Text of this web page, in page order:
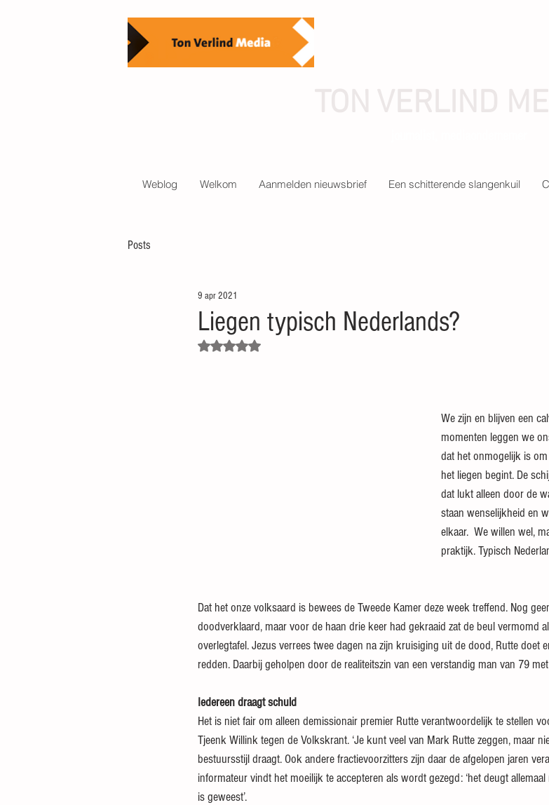
Weblog Welkom Aanmelden nieuwsbrief Een schitterende slangenkuil
Posts
Liegen typisch Nederlands?
9 apr 2021
Beoordeeld met NaN uit 5 sterren.
We zijn en blijven een
momenten leggen we
dat het onmogelijk is
het liegen begint. De
dat lukt alleen door de
staan wenselijkheid en
elkaar.  We willen wel,
praktijk. Typisch
Dat het onze volksaard is bewees de Tweede Kamer deze week treffend. Nog
doodverklaard, maar voor de haan drie keer had gekraaid zat de beul vermomd
overlegtafel. Jezus verrees twee dagen na zijn kruisiging uit de dood, Rutte doet
redden. Daarbij geholpen door de realiteitszin van een verstandig man van 79
Iedereen draagt schuld
Het is niet fair om alleen demissionair premier Rutte verantwoordelijk te stellen
Tjeenk Willink tegen de Volkskrant. ‘Je kunt veel van Mark Rutte zeggen, maar
bestuursstijl draagt. Ook andere fractievoorzitters zijn daar de afgelopen jaren
informateur vindt het moeilijk te accepteren als wordt gezegd: ‘het deugt
is geweest’.